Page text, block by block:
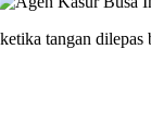
tangan